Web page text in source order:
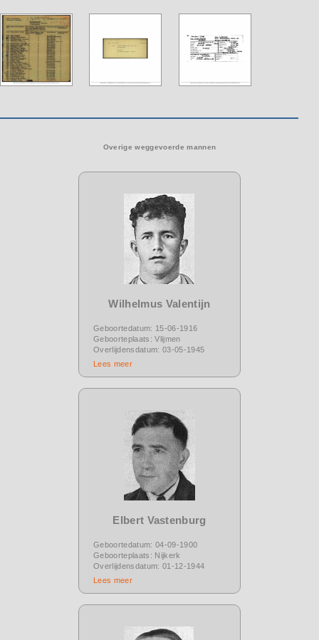
Overige weggevoerde mannen
Wilhelmus Valentijn
Geboortedatum: 15-06-1916
Geboorteplaats: Vlijmen
Overlijdensdatum: 03-05-1945
Lees meer
Elbert Vastenburg
Geboortedatum: 04-09-1900
Geboorteplaats: Nijkerk
Overlijdensdatum: 01-12-1944
Lees meer